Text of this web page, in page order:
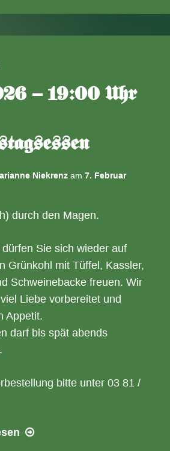
18:00
Muttern
– 19:00 Uhr
Niekrenz am 7. Februar
durch den Magen.
Sie sich wieder auf
Grünkohl mit Tüffel, Kassler,
Schweinebacke freuen. Wir
Liebe vorbereitet und
Appetit.
darf bis spät abends
bitte unter 03 81 /